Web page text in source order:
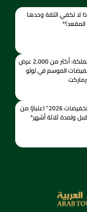
لا تكفي الثقة وحدها
عاصفة الأسعار تجتاح المملكة: أكثر من 2,000 عرض
الموسم في لولو
التجارة” إطلاق موسم “تخفيضات 2026” اعتبارًا من
ولمدة ثلاثة أشهر*